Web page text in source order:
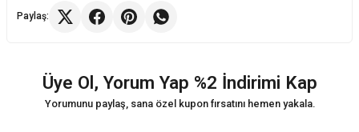
Sandalye
Paylaş:
Üye Ol, Yorum Yap %2 İndirimi Kap
Yorumunu paylaş, sana özel kupon fırsatını hemen yakala.